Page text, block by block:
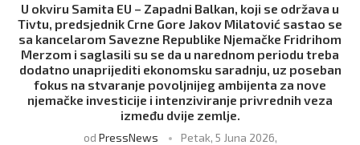
U okviru Samita EU – Zapadni Balkan, koji se održava u
Tivtu, predsjednik Crne Gore Jakov Milatović sastao se
sa kancelarom Savezne Republike Njemačke Fridrihom
Merzom i saglasili su se da u narednom periodu treba
dodatno unaprijediti ekonomsku saradnju, uz poseban
fokus na stvaranje povoljnijeg ambijenta za nove
njemačke investicije i intenziviranje privrednih veza
između dvije zemlje.
od PressNews Petak, 5 Juna 2026,